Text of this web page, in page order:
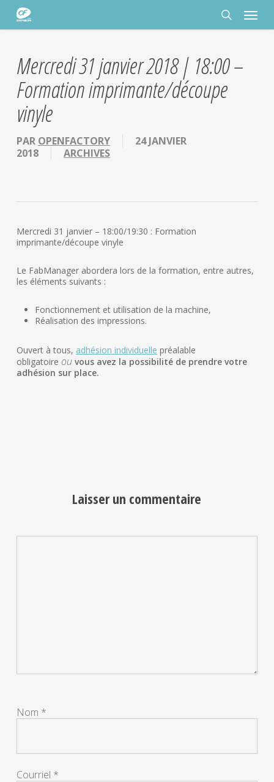
Panneau de gestion des cookies
Passer
contenu
rechercher
Menu
Mercredi 31 janvier 2018 | 18:00 –
Formation imprimante/découpe
vinyle
PAR OPENFACTORY
24 JANVIER
2018
ARCHIVES
Mercredi 31 janvier – 18:00/19:30 : Formation
imprimante/découpe vinyle
Le FabManager abordera lors de la formation, entre autres,
les éléments suivants :
Fonctionnement et utilisation de la machine,
Réalisation des impressions.
Ouvert à tous, adhésion individuelle préalable
obligatoire ou vous avez la possibilité de prendre votre
adhésion sur place.
Laisser un commentaire
Nom *
Courriel *